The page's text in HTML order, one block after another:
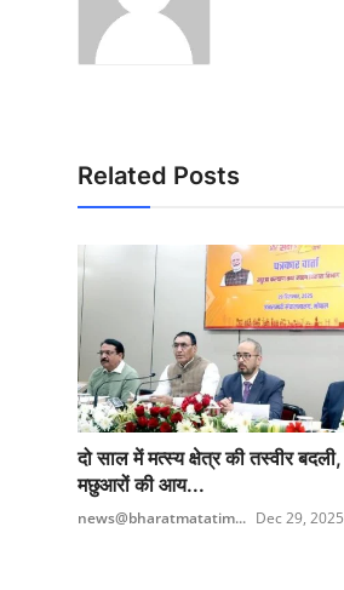
Related Posts
दो साल में मत्स्य क्षेत्र की तस्वीर बदली,
मछुआरों की आय...
news@bharatmatatim... Dec 29, 2025